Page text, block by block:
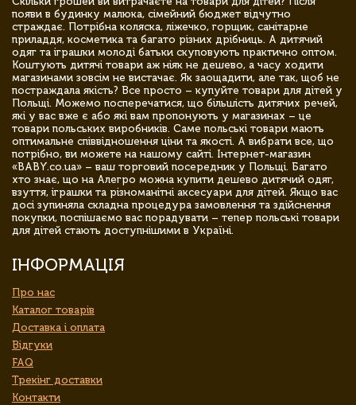
появи в будинку малюка, сімейний бюджет відчутно
страждає. Потрібна коляска, ліжечко, горщик, санітарне
приладдя, косметика та багато різних дрібниць. А дитячий
одяг та іграшки молоді батьки скуповують практично оптом.
Коштують дитячі товари аж ніяк не дешево, а часу ходити
магазинами зовсім не вистачає. Як заощадити, але так, щоб не
постраждала якість? Все просто – купуйте товари для дітей у
Польщі. Можемо посперечатися, що більшість дитячих речей,
які у вас вже є або які вам пропонують у магазинах – це
товари польських виробників. Саме польські товари мають
оптимальне співвідношення ціни та якості. А вибрати все, що
потрібно, ви можете на нашому сайті. Інтернет-магазин
«BABY.co.ua» – ваш торговий посередник у Польщі. Багато
хто знає, що на Алегро можна купити дешево дитячий одяг,
взуття, іграшки та різноманітні аксесуари для дітей. Якщо вас
досі зупиняла складна процедура замовлення та здійснення
покупки, поспішаємо вас порадувати – тепер польські товари
для дітей стають доступнішими в Україні.
ІНФОРМАЦІЯ
Про нас
Каталог товарів
Доставка і оплата
Відгуки
FAQ
Трекінг доставки
Контакти